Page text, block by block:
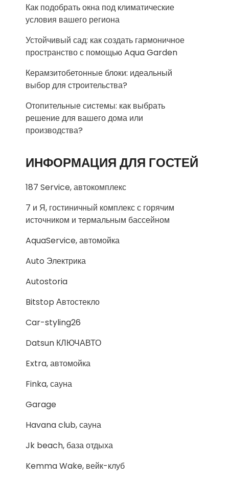
Как подобрать окна под климатические
условия вашего региона
Устойчивый сад: как создать гармоничное
пространство с помощью Aqua Garden
Керамзитобетонные блоки: идеальный
выбор для строительства?
Отопительные системы: как выбрать
решение для вашего дома или
производства?
ИНФОРМАЦИЯ ДЛЯ ГОСТЕЙ
187 Service, автокомплекс
7 и Я, гостиничный комплекс с горячим
источником и термальным бассейном
AquaService, автомойка
Auto Электрика
Autostoria
Bitstop Автостекло
Car-styling26
Datsun КЛЮЧАВТО
Extra, автомойка
Finka, сауна
Garage
Havana club, сауна
Jk beach, база отдыха
Kemma Wake, вейк-клуб